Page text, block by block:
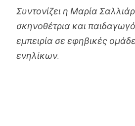
Συντονίζει η Μαρία
σκηνοθέτρια και
εμπειρία σε εφηβικές
ενηλίκων.